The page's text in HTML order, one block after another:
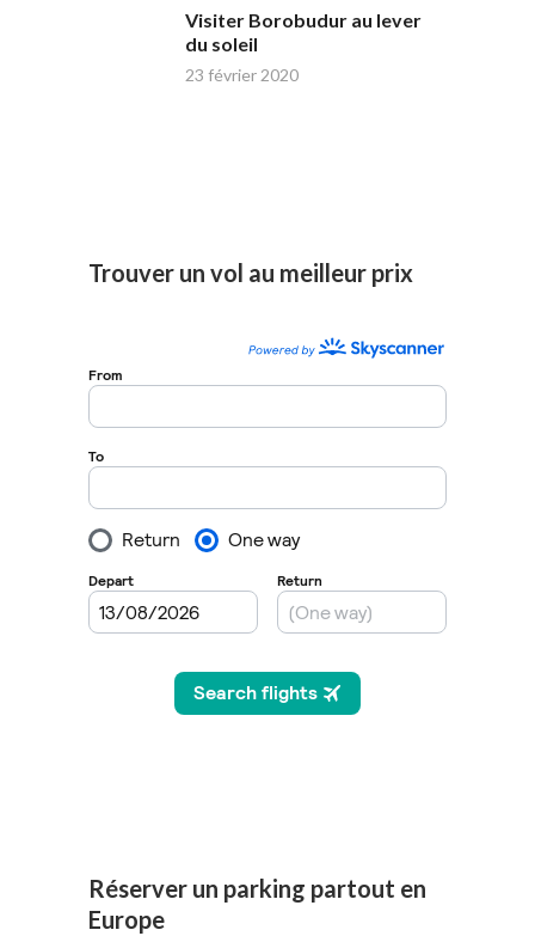
Visiter Borobudur au lever
du soleil
23 février 2020
Trouver un vol au meilleur prix
Réserver un parking partout en
Europe